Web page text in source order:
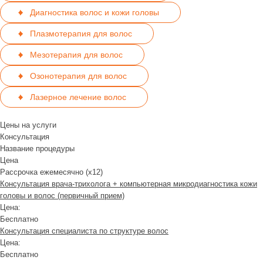
Диагностика волос и кожи головы
Плазмотерапия для волос
Мезотерапия для волос
Озонотерапия для волос
Лазерное лечение волос
Цены на услуги
Консультация
Название процедуры
Цена
Рассрочка ежемесячно (x12)
Консультация врача-трихолога + компьютерная микродиагностика кожи
головы и волос (первичный прием)
Цена:
Бесплатно
Консультация специалиста по структуре волос
Цена:
Бесплатно